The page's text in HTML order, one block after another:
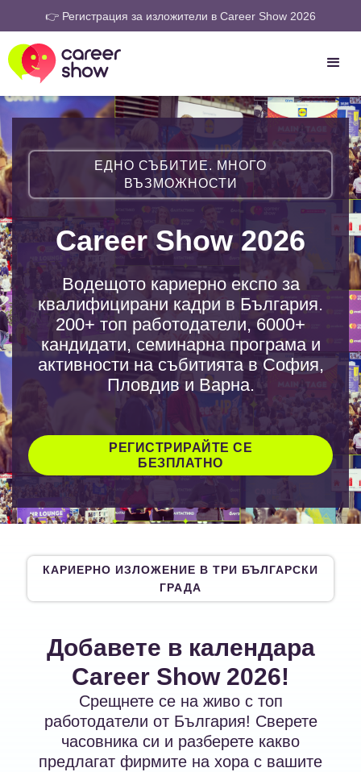
👉 Регистрация за изложители в Career Show 2026
ЕДНО СЪБИТИЕ. МНОГО
ВЪЗМОЖНОСТИ
Career Show 2026
Водещото кариерно експо за
квалифицирани кадри в България.
200+ топ работодатели, 6000+
кандидати, семинарна програма и
активности на събитията в София,
Пловдив и Варна.
РЕГИСТРИРАЙТЕ СЕ
БЕЗПЛАТНО
КАРИЕРНО ИЗЛОЖЕНИЕ В ТРИ БЪЛГАРСКИ
ГРАДА
Добавете в календара
Career Show 2026!
Срещнете се на живо с топ
работодатели от България! Сверете
часовника си и разберете какво
предлагат фирмите на хора с вашите